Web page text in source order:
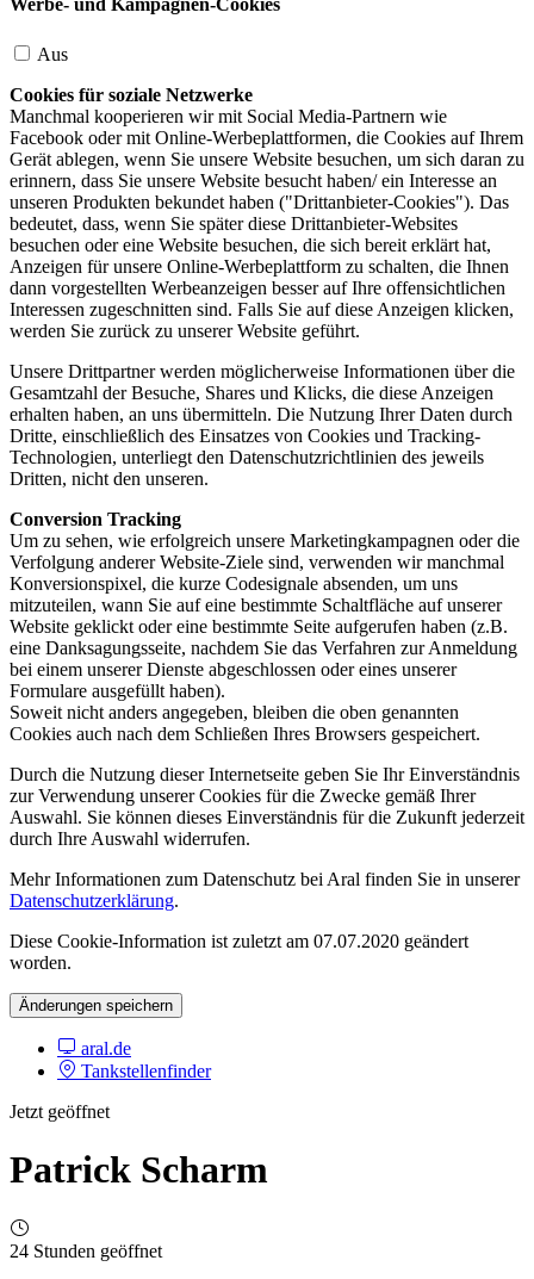
Werbe- und Kampagnen-Cookies
Aus
Cookies für soziale Netzwerke
Manchmal kooperieren wir mit Social Media-Partnern wie
Facebook oder mit Online-Werbeplattformen, die Cookies auf Ihrem
Gerät ablegen, wenn Sie unsere Website besuchen, um sich daran zu
erinnern, dass Sie unsere Website besucht haben/ ein Interesse an
unseren Produkten bekundet haben ("Drittanbieter-Cookies"). Das
bedeutet, dass, wenn Sie später diese Drittanbieter-Websites
besuchen oder eine Website besuchen, die sich bereit erklärt hat,
Anzeigen für unsere Online-Werbeplattform zu schalten, die Ihnen
dann vorgestellten Werbeanzeigen besser auf Ihre offensichtlichen
Interessen zugeschnitten sind. Falls Sie auf diese Anzeigen klicken,
werden Sie zurück zu unserer Website geführt.
Unsere Drittpartner werden möglicherweise Informationen über die
Gesamtzahl der Besuche, Shares und Klicks, die diese Anzeigen
erhalten haben, an uns übermitteln. Die Nutzung Ihrer Daten durch
Dritte, einschließlich des Einsatzes von Cookies und Tracking-
Technologien, unterliegt den Datenschutzrichtlinien des jeweils
Dritten, nicht den unseren.
Conversion Tracking
Um zu sehen, wie erfolgreich unsere Marketingkampagnen oder die
Verfolgung anderer Website-Ziele sind, verwenden wir manchmal
Konversionspixel, die kurze Codesignale absenden, um uns
mitzuteilen, wann Sie auf eine bestimmte Schaltfläche auf unserer
Website geklickt oder eine bestimmte Seite aufgerufen haben (z.B.
eine Danksagungsseite, nachdem Sie das Verfahren zur Anmeldung
bei einem unserer Dienste abgeschlossen oder eines unserer
Formulare ausgefüllt haben).
Soweit nicht anders angegeben, bleiben die oben genannten
Cookies auch nach dem Schließen Ihres Browsers gespeichert.
Durch die Nutzung dieser Internetseite geben Sie Ihr Einverständnis
zur Verwendung unserer Cookies für die Zwecke gemäß Ihrer
Auswahl. Sie können dieses Einverständnis für die Zukunft jederzeit
durch Ihre Auswahl widerrufen.
Mehr Informationen zum Datenschutz bei Aral finden Sie in unserer
Datenschutzerklärung.
Diese Cookie-Information ist zuletzt am 07.07.2020 geändert
worden.
Änderungen speichern
aral.de
Tankstellenfinder
Jetzt geöffnet
Patrick Scharm
24 Stunden geöffnet